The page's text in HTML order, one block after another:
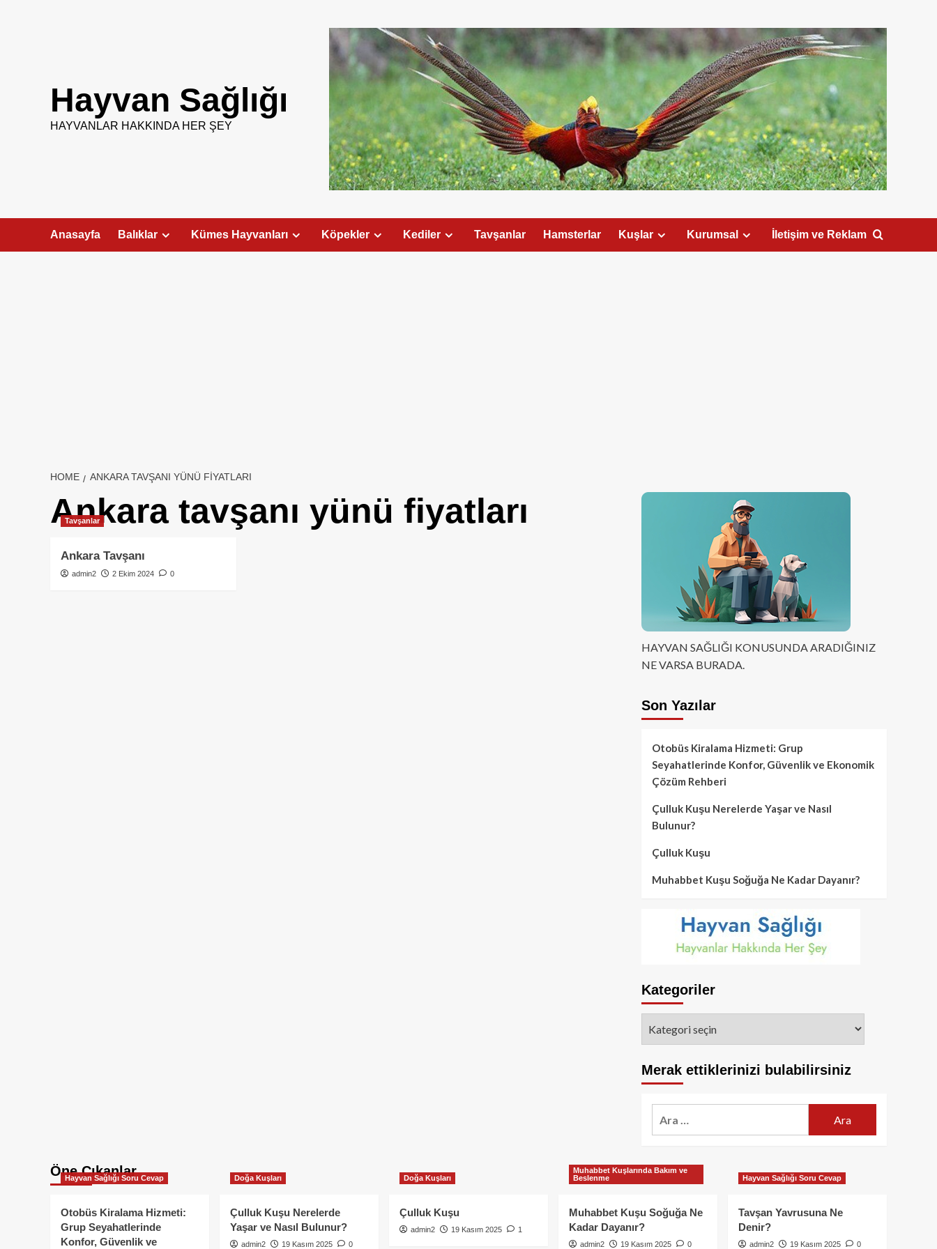
Hayvan Sağlığı
HAYVANLAR HAKKINDA HER ŞEY
Anasayfa Balıklar Kümes Hayvanları Köpekler Kediler Tavşanlar Hamsterlar Kuşlar Kurumsal İletişim ve Reklam
HOME ANKARA TAVŞANI YÜNÜ FIYATLARI
Ankara tavşanı yünü fiyatları
Tavşanlar
Ankara Tavşanı
admin2 2 Ekim 2024 0
HAYVAN SAĞLIĞI KONUSUNDA ARADIĞINIZ
NE VARSA BURADA.
Son Yazılar
Otobüs Kiralama Hizmeti: Grup
Seyahatlerinde Konfor, Güvenlik ve Ekonomik
Çözüm Rehberi
Çulluk Kuşu Nerelerde Yaşar ve Nasıl
Bulunur?
Çulluk Kuşu
Muhabbet Kuşu Soğuğa Ne Kadar Dayanır?
Kategoriler
Merak ettiklerinizi bulabilirsiniz
Öne Çıkanlar
Hayvan Sağlığı Soru Cevap
Otobüs Kiralama Hizmeti:
Grup Seyahatlerinde
Konfor, Güvenlik ve
Doğa Kuşları
Çulluk Kuşu Nerelerde
Yaşar ve Nasıl Bulunur?
admin2 19 Kasım 2025 0
Doğa Kuşları
Çulluk Kuşu
admin2 19 Kasım 2025 1
Muhabbet Kuşlarında Bakım ve
Beslenme
Muhabbet Kuşu Soğuğa Ne
Kadar Dayanır?
admin2 19 Kasım 2025 0
Hayvan Sağlığı Soru Cevap
Tavşan Yavrusuna Ne
Denir?
admin2 19 Kasım 2025 0